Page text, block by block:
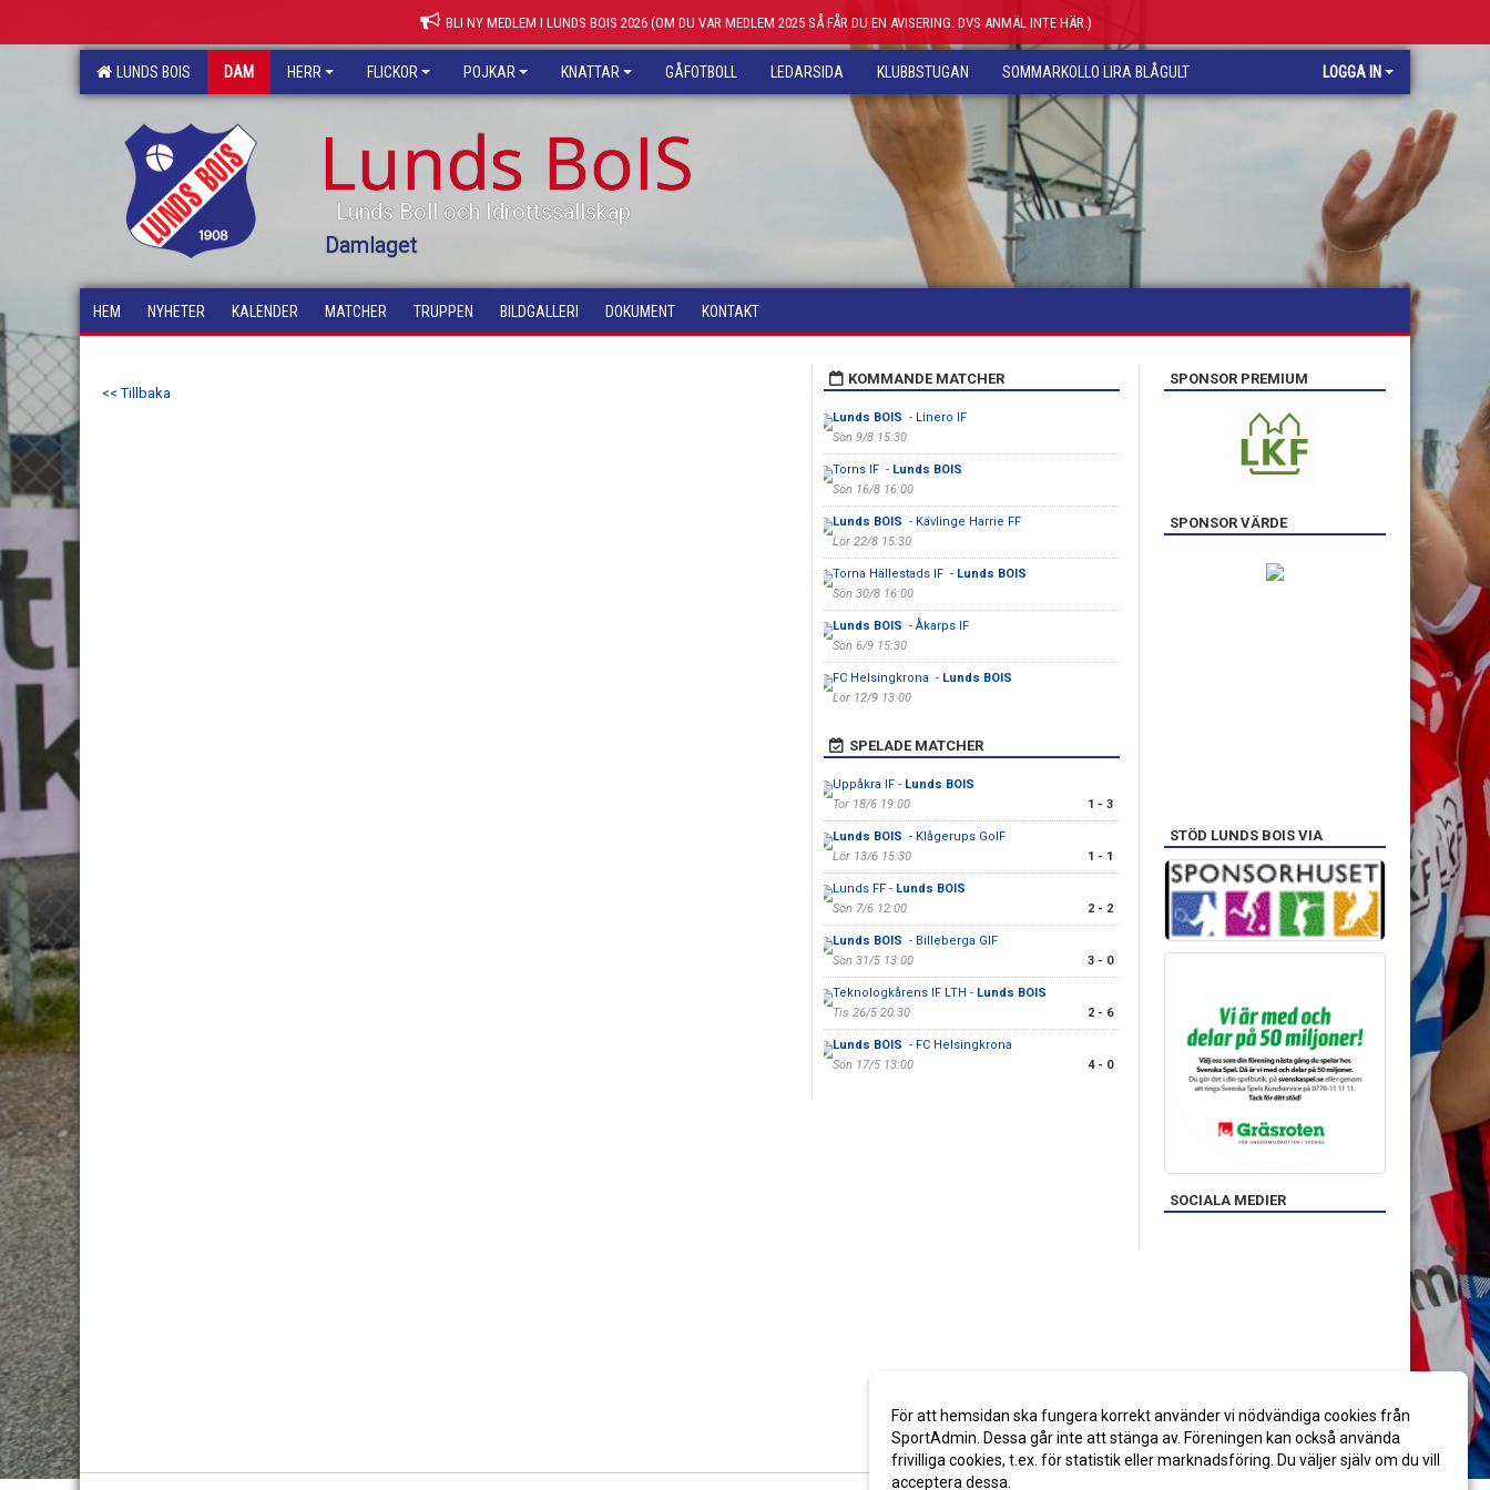
BLI NY MEDLEM I LUNDS BOIS 2026 (OM DU VAR MEDLEM 2025 SÅ FÅR DU EN AVISERING. DVS ANMÄL INTE HÄR.)
LUNDS BOIS DAM HERR FLICKOR POJKAR KNATTAR GÅFOTBOLL LEDARSIDA KLUBBSTUGAN SOMMARKOLLO LIRA BLÅGULT LOGGA IN
Lunds BoIS
Lunds Boll och Idrottssällskap
Damlaget
HEM NYHETER KALENDER MATCHER TRUPPEN BILDGALLERI DOKUMENT KONTAKT
<< Tillbaka
KOMMANDE MATCHER
Lunds BOIS - Linero IF
Sön 9/8 15:30
Torns IF - Lunds BOIS
Sön 16/8 16:00
Lunds BOIS - Kävlinge Harrie FF
Lör 22/8 15:30
Torna Hällestads IF - Lunds BOIS
Sön 30/8 16:00
Lunds BOIS - Åkarps IF
Sön 6/9 15:30
FC Helsingkrona - Lunds BOIS
Lör 12/9 13:00
SPELADE MATCHER
Uppåkra IF - Lunds BOIS
Tor 18/6 19:00
1 - 3
Lunds BOIS - Klågerups GoIF
Lör 13/6 15:30
1 - 1
Lunds FF - Lunds BOIS
Sön 7/6 12:00
2 - 2
Lunds BOIS - Billeberga GIF
Sön 31/5 13:00
3 - 0
Teknologkårens IF LTH - Lunds BOIS
Tis 26/5 20:30
2 - 6
Lunds BOIS - FC Helsingkrona
Sön 17/5 13:00
4 - 0
SPONSOR PREMIUM
SPONSOR VÄRDE
STÖD LUNDS BOIS VIA
SOCIALA MEDIER
För att hemsidan ska fungera korrekt använder vi nödvändiga cookies från
SportAdmin. Dessa går inte att stänga av. Föreningen kan också använda
frivilliga cookies, t.ex. för statistik eller marknadsföring. Du väljer själv om du vill
acceptera dessa.